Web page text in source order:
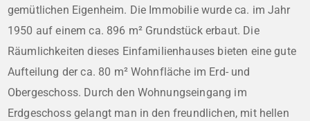
gemütlichen Eigenheim. Die Immobilie wurde ca. im Jahr
1950 auf einem ca. 896 m² Grundstück erbaut. Die
Räumlichkeiten dieses Einfamilienhauses bieten eine gute
Aufteilung der ca. 80 m² Wohnfläche im Erd- und
Obergeschoss. Durch den Wohnungseingang im
Erdgeschoss gelangt man in den freundlichen, mit hellen